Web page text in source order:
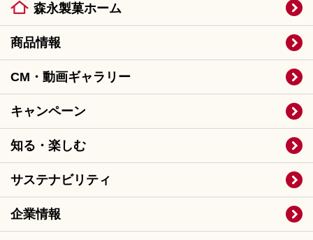
森永製菓ホーム
商品情報
CM・動画ギャラリー
キャンペーン
知る・楽しむ
サステナビリティ
企業情報